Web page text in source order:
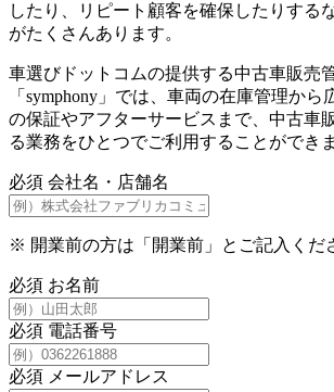
したり、リピート顧客を確保したりする
がたくさんあります。
車選びドットコムの提供する中古車販売
「symphony」では、車両の在庫管理から
の保証やアフターサービスまで、中古車
る業務をひとつでご利用することができま
必須 会社名・店舗名
※ 開業前の方は「開業前」とご記入くだ
必須 お名前
必須 電話番号
必須 メールアドレス